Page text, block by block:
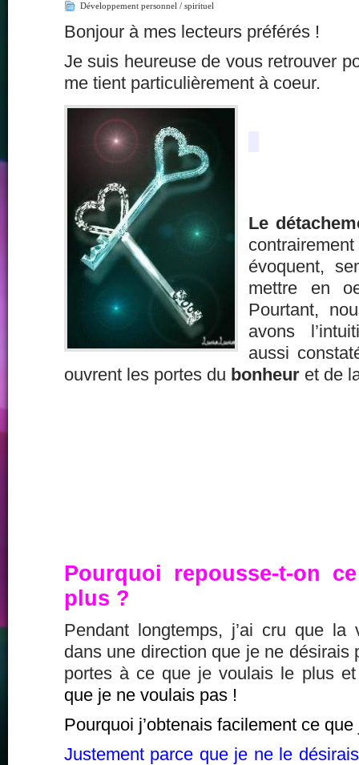
Développement personnel / spirituel
Bonjour à mes lecteurs préférés !
Je suis heureuse de vous retrouver
me tient particulièrement à coeur.
Le
évoquent,
mettre en
Pourtant,
avons
aussi
ouvrent les portes du bonheur et de
Pourquoi repousse-t-on
plus ?
Pendant longtemps, j’ai cru que la
dans une direction que je ne désirais
portes à ce que je voulais le plus
que je ne voulais pas !
Pourquoi j’obtenais facilement ce
Justement parce que je ne le